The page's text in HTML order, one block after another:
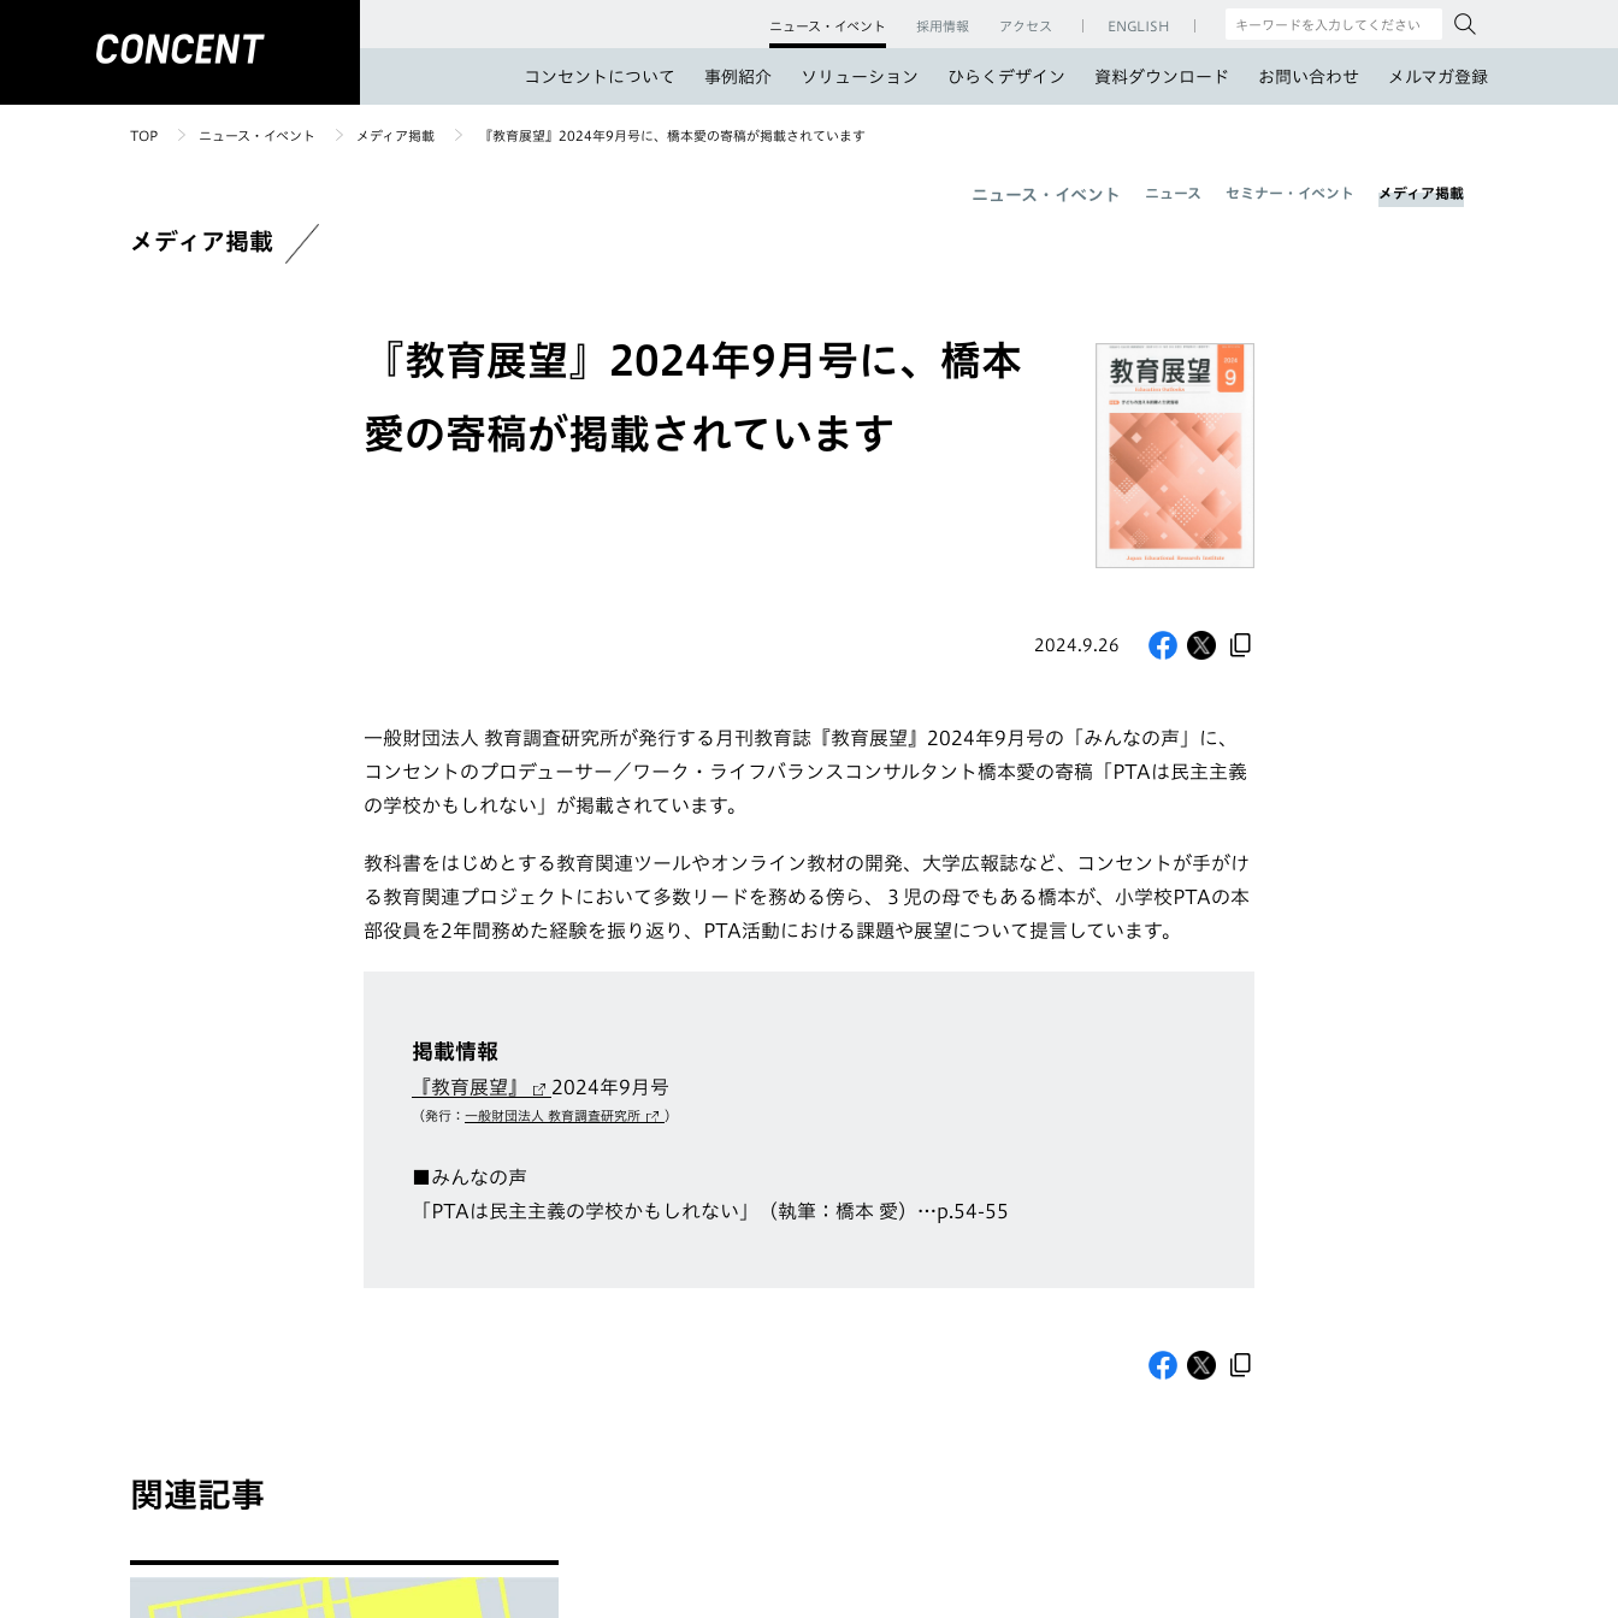
コンセントについて 事例紹介 ソリューション ひらくデザイン 資料ダウンロード お問い合わせ メルマガ登録
ニュース・イベント 採用情報 アクセス ENGLISH
TOP ニュース・イベント メディア掲載 『教育展望』2024年9月号に、橋本愛の寄稿が掲載されています
ニュース・イベント ニュース セミナー・イベント メディア掲載
メディア掲載
『教育展望』2024年9月号に、橋本
愛の寄稿が掲載されています
2024.9.26
一般財団法人 教育調査研究所が発行する月刊教育誌『教育展望』2024年9月号の「みんなの声」に、
コンセントのプロデューサー／ワーク・ライフバランスコンサルタント橋本愛の寄稿「PTAは民主主義
の学校かもしれない」が掲載されています。
教科書をはじめとする教育関連ツールやオンライン教材の開発、大学広報誌など、コンセントが手がけ
る教育関連プロジェクトにおいて多数リードを務める傍ら、３児の母でもある橋本が、小学校PTAの本
部役員を2年間務めた経験を振り返り、PTA活動における課題や展望について提言しています。
掲載情報
『教育展望』 2024年9月号
（発行： 一般財団法人 教育調査研究所 ）
■みんなの声
「PTAは民主主義の学校かもしれない」（執筆：橋本 愛）…p.54-55
関連記事